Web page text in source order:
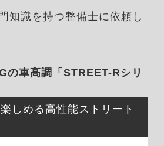
知識を持つ整備士に依頼し
の車高調「STREET-Rシリ
しめる高性能ストリート